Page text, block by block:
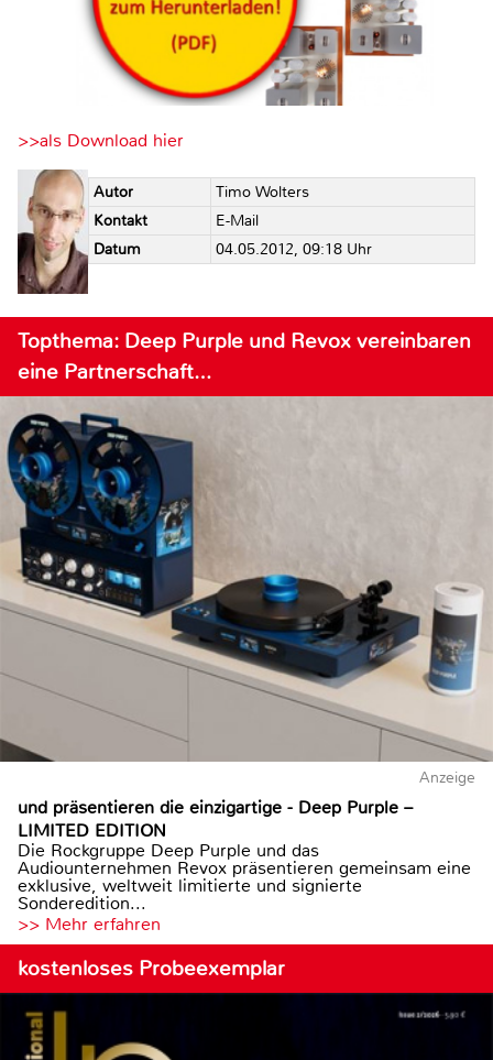
>>als Download hier
Autor
Timo Wolters
Kontakt
E-Mail
Datum
04.05.2012, 09:18 Uhr
Topthema: Deep Purple und Revox vereinbaren
eine Partnerschaft…
Anzeige
und präsentieren die einzigartige - Deep Purple –
LIMITED EDITION
Die Rockgruppe Deep Purple und das
Audiounternehmen Revox präsentieren gemeinsam eine
exklusive, weltweit limitierte und signierte
Sonderedition...
>> Mehr erfahren
kostenloses Probeexemplar